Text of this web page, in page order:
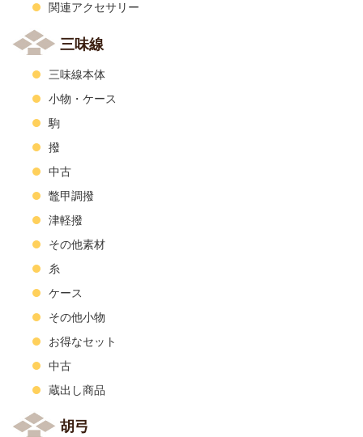
関連アクセサリー
三味線
三味線本体
小物・ケース
駒
撥
中古
鼈甲調撥
津軽撥
その他素材
糸
ケース
その他小物
お得なセット
中古
蔵出し商品
胡弓